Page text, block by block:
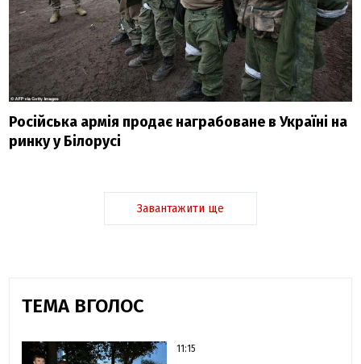
Російська армія продає награбоване в Україні на
ринку у Білорусі
Завантажити ще
ТЕМА ВГОЛОС
11:15